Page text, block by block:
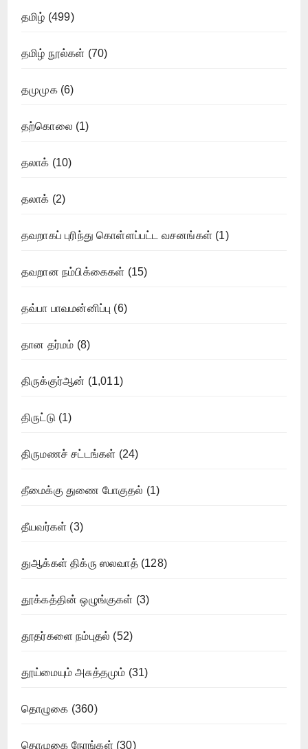
தமிழ் (499)
தமிழ் நூல்கள் (70)
தமுமுக(6)
தற்கொலை (1)
தலாக் (10)
தலாக் (2)
தவறாகப் புரிந்து கொள்ளப்பட்ட வசனங்கள் (1)
தவறான நம்பிக்கைகள் (15)
தவ்பா பாவமன்னிப்பு (6)
தான தர்மம் (8)
திருக்குர்ஆன் (1,011)
திருட்டு (1)
திருமணச் சட்டங்கள் (24)
தீமைக்கு துணை போகுதல் (1)
தீயவர்கள் (3)
துஆக்கள் திக்ரு ஸலவாத்(128)
தூக்கத்தின் ஒழுங்குகள் (3)
தூதர்களை நம்புதல் (52)
தூய்மையும் அசுத்தமும் (31)
தொழுகை (360)
தொழுகை நேரங்கள் (30)